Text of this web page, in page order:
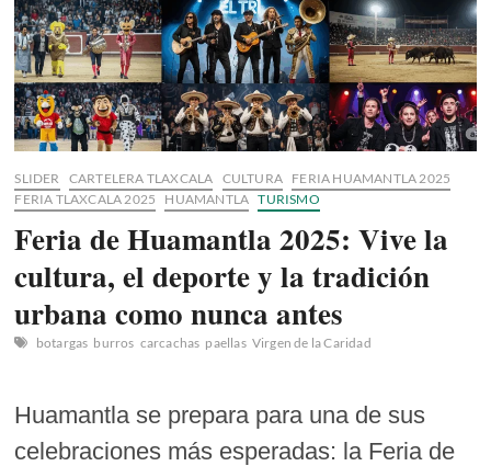
SLIDER CARTELERA TLAXCALA CULTURA FERIA HUAMANTLA 2025
FERIA TLAXCALA 2025
HUAMANTLA TURISMO
Feria de Huamantla 2025: Vive la
cultura, el deporte y la tradición
urbana como nunca antes
botargas burros carcachas paellas Virgen de la Caridad
Huamantla se prepara para una de sus
celebraciones más esperadas: la Feria de